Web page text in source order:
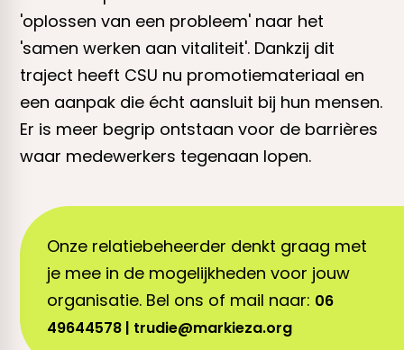
'oplossen van een probleem' naar het
'samen werken aan vitaliteit'. Dankzij dit
traject heeft CSU nu promotiemateriaal en
een aanpak die écht aansluit bij hun mensen.
Er is meer begrip ontstaan voor de barrières
waar medewerkers tegenaan lopen.
Onze relatiebeheerder denkt graag met
je mee in de mogelijkheden voor jouw
organisatie. Bel ons of mail naar: 06
49644578 | trudie@markieza.org